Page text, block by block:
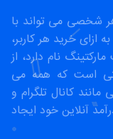
شخصی می تواند با
خرید هر کاربر،
نام دارد، از
است که همه می
کانال تلگرام و
آنلاین خود ایجاد